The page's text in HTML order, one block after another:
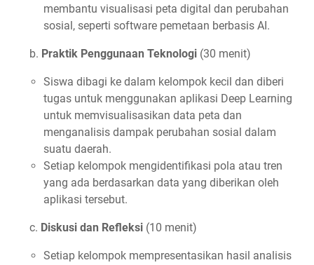
membantu visualisasi peta digital dan perubahan
sosial, seperti software pemetaan berbasis AI.
b. Praktik Penggunaan Teknologi (30 menit)
Siswa dibagi ke dalam kelompok kecil dan diberi
tugas untuk menggunakan aplikasi Deep Learning
untuk memvisualisasikan data peta dan
menganalisis dampak perubahan sosial dalam
suatu daerah.
Setiap kelompok mengidentifikasi pola atau tren
yang ada berdasarkan data yang diberikan oleh
aplikasi tersebut.
c. Diskusi dan Refleksi (10 menit)
Setiap kelompok mempresentasikan hasil analisis